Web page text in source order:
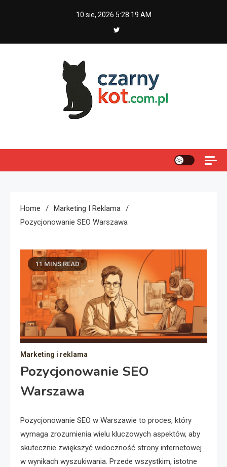
10 sie, 2026 5:28:19 AM
Home
Marketing I Reklama
Pozycjonowanie SEO Warszawa
11 MINS READ
Marketing i reklama
Pozycjonowanie SEO
Warszawa
Pozycjonowanie SEO w Warszawie to proces, który
wymaga zrozumienia wielu kluczowych aspektów, aby
skutecznie zwiększyć widoczność strony internetowej
w wynikach wyszukiwania. Przede wszystkim, istotne